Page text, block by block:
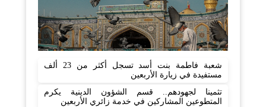
شعبة فاطمة بنت أسد تسجل أكثر من 23 ألف
مستفيدة في زيارة الأربعين
تثمينا لجهودهم.. قسم الشؤون الدينية يكرم
المتطوعين المشاركين في خدمة زائري الأربعين